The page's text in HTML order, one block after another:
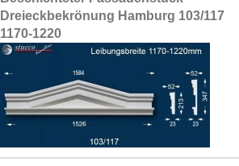
Dreieckbekrönung Hamburg 103/117
1170-1220